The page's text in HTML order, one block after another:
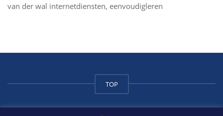
van der wal internetdiensten, eenvoudigleren
TOP